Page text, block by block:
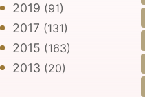
2019 (91)
2017 (131)
2015 (163)
2013 (20)